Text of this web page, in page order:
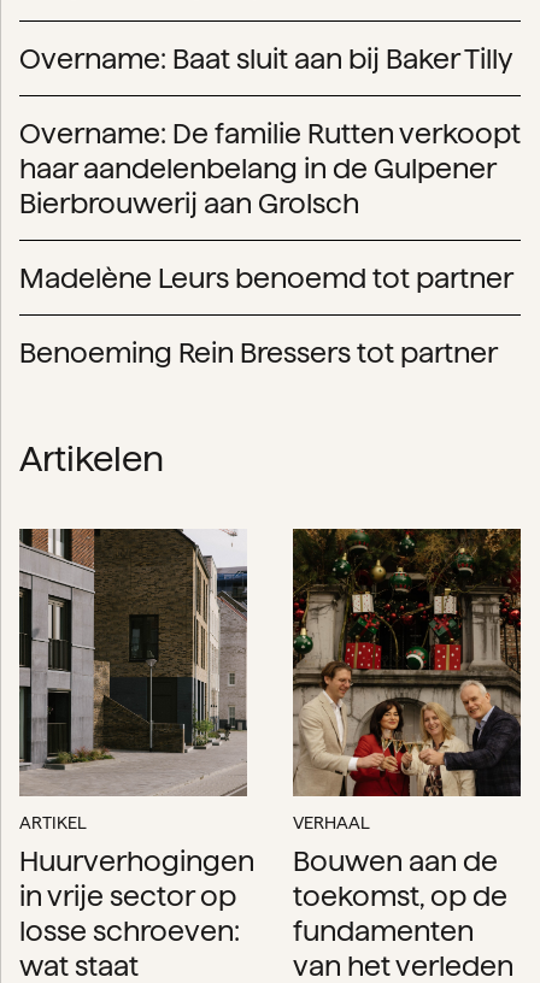
Overname: Baat sluit aan bij Baker Tilly
Overname: De familie Rutten verkoopt
haar aandelenbelang in de Gulpener
Bierbrouwerij aan Grolsch
Madelène Leurs benoemd tot partner
Benoeming Rein Bressers tot partner
Artikelen
ARTIKEL
Huurverhogingen
in vrije sector op
losse schroeven:
wat staat
VERHAAL
Bouwen aan de
toekomst, op de
fundamenten
van het verleden